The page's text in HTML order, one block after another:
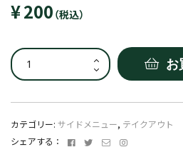
200（税込）
ら
っ
ょ
う
お
カテゴリー: サイドメニュー, テイクアウト
シェアする：
FacebookTwitter
メ Instagram